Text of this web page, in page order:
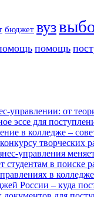
бюджет вуз
помощь
управлении: от
эссе для
в колледже –
творческих
управления
студентам в поиске
в
России – куда